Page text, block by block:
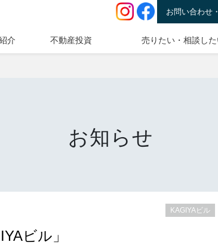
お問い合わせ
介 不動産投資 売りたい・相談し
お知らせ
KAGIYAビル
ビル」